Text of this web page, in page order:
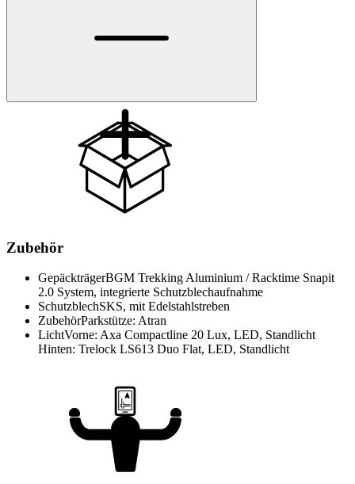
Zubehör
GepäckträgerBGM Trekking Aluminium / Racktime Snapit
2.0 System, integrierte Schutzblechaufnahme
SchutzblechSKS, mit Edelstahlstreben
ZubehörParkstütze: Atran
LichtVorne: Axa Compactline 20 Lux, LED, Standlicht
Hinten: Trelock LS613 Duo Flat, LED, Standlicht